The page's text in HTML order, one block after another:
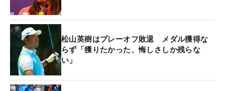
男子の世界ランキングで日本勢トップを走る松山英
樹は、選考基準を満たしていたが、申請を行わなか
った。その理由について日本ゴルフ協会は、「松山
選手は米国を拠点にPGAツアーに出場している。こ
の強化選手の認定では、国内施設利用のサポートが
主になるが、それを十分に受けづらいとのことでし
松山英樹はプレーオフ敗退 メダル獲得な
らず「獲りたかった、悔しさしか残らな
い」